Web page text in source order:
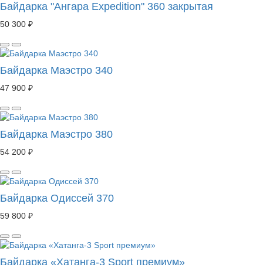
Байдарка "Ангара Expedition" 360 закрытая
50 300 ₽
Байдарка Маэстро 340
47 900 ₽
Байдарка Маэстро 380
54 200 ₽
Байдарка Одиссей 370
59 800 ₽
Байдарка «Хатанга-3 Sport премиум»